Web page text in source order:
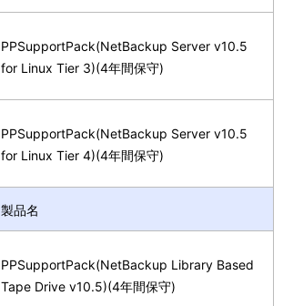
PPSupportPack(NetBackup Server v10.5
for Linux Tier 3)(4年間保守)
PPSupportPack(NetBackup Server v10.5
for Linux Tier 4)(4年間保守)
製品名
PPSupportPack(NetBackup Library Based
Tape Drive v10.5)(4年間保守)